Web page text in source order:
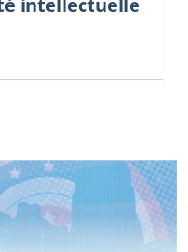
intellectuelle